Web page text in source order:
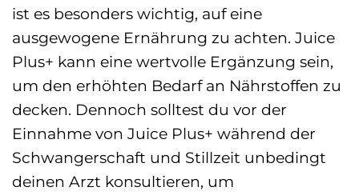
ist es besonders wichtig, auf eine
ausgewogene Ernährung zu achten. Juice
Plus+ kann eine wertvolle Ergänzung sein,
um den erhöhten Bedarf an Nährstoffen zu
decken. Dennoch solltest du vor der
Einnahme von Juice Plus+ während der
Schwangerschaft und Stillzeit unbedingt
deinen Arzt konsultieren, um